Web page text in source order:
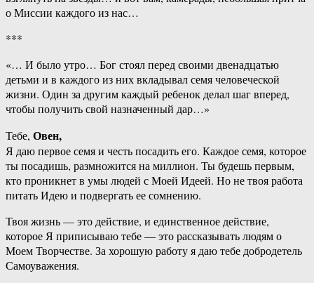
о Миссии каждого из нас…
***
«… И было утро… Бог стоял перед своими двенадцатью
детьми и в каждого из них вкладывал семя человеческой
жизни. Один за другим каждый ребенок делал шаг вперед,
чтобы получить свой назначенный дар…»
Тебе, Овен,
Я даю первое семя и честь посадить его. Каждое семя, которое
ты посадишь, размножится на миллион. Ты будешь первым,
кто проникнет в умы людей с Моей Идеей. Но не твоя работа
питать Идею и подвергать ее сомнению.
Твоя жизнь — это действие, и единственное действие,
которое Я приписываю тебе — это рассказывать людям о
Моем Творчестве. За хорошую работу я даю тебе добродетель
Самоуважения.